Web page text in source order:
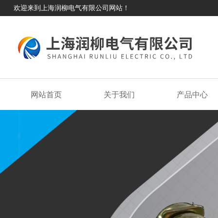
欢迎来到上海润柳电气有限公司网站！
网站首页 关于我们 产品中心